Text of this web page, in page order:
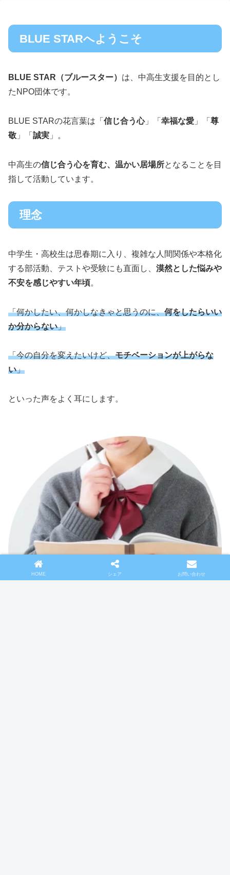
BLUE STARへようこそ
BLUE STAR（ブルースター） は、中高生支援を目的とし
たNPO団体です。
BLUE STARの花言葉は「 信じ合う心」「 幸福な愛 」「 尊
敬 」「 誠実 」。
中高生の信じ合う心を育む、温かい居場所となることを目
指して活動しています。
理念
中学生・高校生は思春期に入り、複雑な人間関係や本格化
する部活動、テストや受験にも直面し、 漠然とした悩みや
不安を感じやすい年頃。
「何かしたい、何かしなきゃと思うのに、何をしたらいい
か分からない」
「今の自分を変えたいけど、モチベーションが上がらな
い」
といった声をよく耳にします。
HOME シェア お問い合わせ